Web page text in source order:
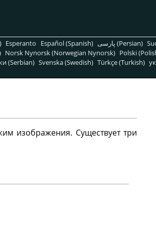
Esperanto Español (Spanish) پارسی (Persian)
Norsk Nynorsk (Norwegian Nynorsk) Polski
(Serbian) Svenska (Swedish) Türkçe (Turkish)
изображения. Существует три